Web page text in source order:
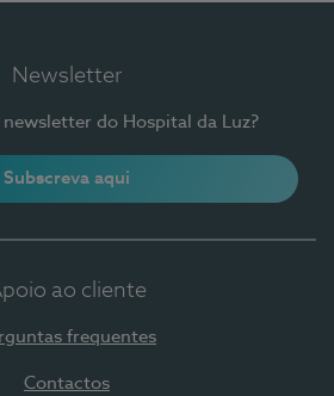
Newsletter
do Hospital da Luz?
Subscreva aqui
ao cliente
frequentes
Contactos